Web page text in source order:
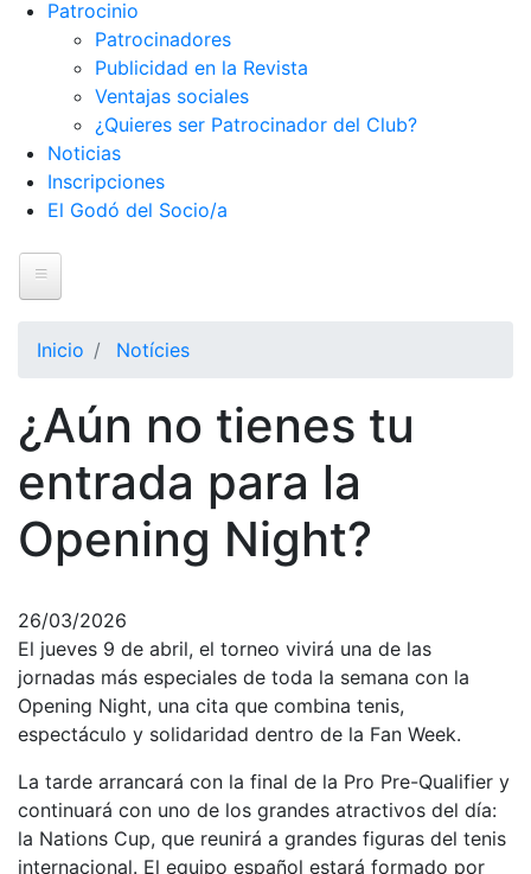
Patrocinio
Patrocinadores
Publicidad en la Revista
Ventajas sociales
¿Quieres ser Patrocinador del Club?
Noticias
Inscripciones
El Godó del Socio/a
Historia
Nuestra
historia
Cronología
Presidentes
Organización
Junta
directiva
Comisiones
y comités
Estructura
ejecutiva
Fundación
Inicio Notícies
¿Aún no tienes tu
entrada para la
Opening Night?
26/03/2026
El jueves 9 de abril, el torneo vivirá una de las
jornadas más especiales de toda la semana con la
Opening Night, una cita que combina tenis,
espectáculo y solidaridad dentro de la Fan Week.
La tarde arrancará con la final de la Pro Pre-Qualifier y
continuará con uno de los grandes atractivos del día:
la Nations Cup, que reunirá a grandes figuras del tenis
internacional. El equipo español estará formado por